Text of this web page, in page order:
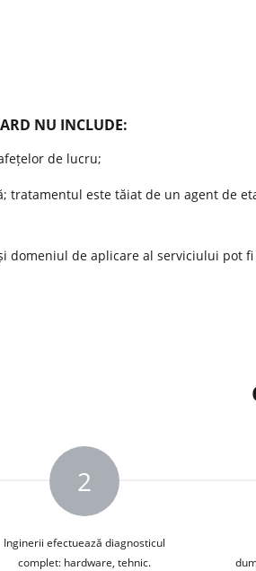
NU INCLUDE:
de lucru;
tratamentul este tăiat de un agent de
de aplicare al serviciului pot
2
Inginerii efectuează diagnosticul
complet: hardware, tehnic.